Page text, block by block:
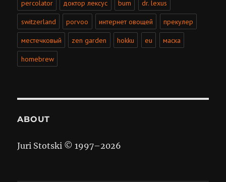
percolator доктор лексус bum dr. lexus
switzerland porvoo интернет овощей прекулер
местечковый zen garden hokku eu маска
homebrew
ABOUT
Juri Stotski © 1997–2026